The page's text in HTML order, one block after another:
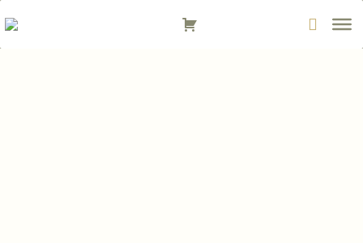
Inhalt
springen